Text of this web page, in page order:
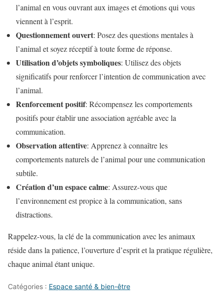
l’animal en vous ouvrant aux images et émotions qui vous
viennent à l’esprit.
Questionnement ouvert: Posez des questions mentales à
l’animal et soyez réceptif à toute forme de réponse.
Utilisation d’objets symboliques: Utilisez des objets
significatifs pour renforcer l’intention de communication avec
l’animal.
Renforcement positif: Récompensez les comportements
positifs pour établir une association agréable avec la
communication.
Observation attentive: Apprenez à connaître les
comportements naturels de l’animal pour une communication
subtile.
Création d’un espace calme: Assurez-vous que
l’environnement est propice à la communication, sans
distractions.
Rappelez-vous, la clé de la communication avec les animaux
réside dans la patience, l’ouverture d’esprit et la pratique régulière,
chaque animal étant unique.
Catégories : Espace santé & bien-être